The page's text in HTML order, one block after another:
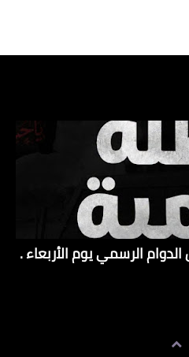
الرسمي يوم الأربعاء .